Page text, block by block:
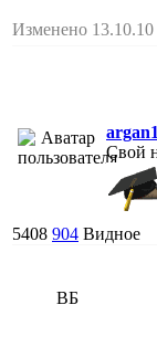
Изменено
Свой
5408 904 Видное
ВБ